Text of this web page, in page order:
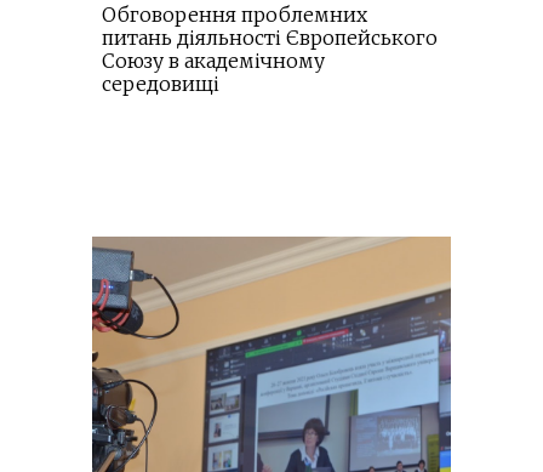
Обговорення проблемних
питань діяльності Європейського
Союзу в академічному
середовищі